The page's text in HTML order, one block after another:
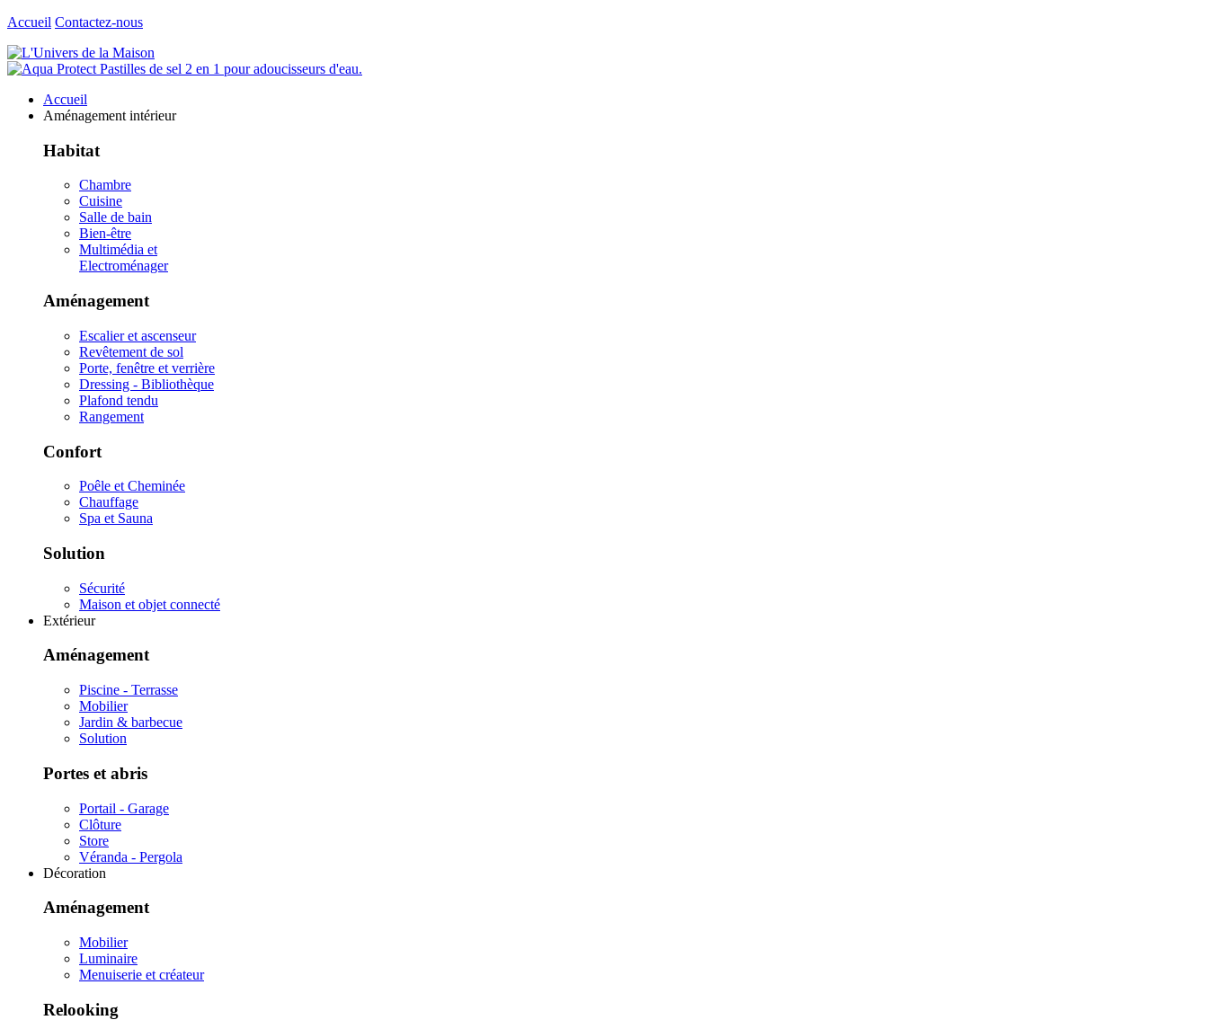
Accueil Contactez-nous
Accueil
Aménagement intérieur
Habitat
Chambre
Cuisine
Salle de bain
Bien-être
Multimédia et
Electroménager
Aménagement
Escalier et ascenseur
Revêtement de sol
Porte, fenêtre et verrière
Dressing - Bibliothèque
Plafond tendu
Rangement
Confort
Poêle et Cheminée
Chauffage
Spa et Sauna
Solution
Sécurité
Maison et objet connecté
Extérieur
Aménagement
Piscine - Terrasse
Mobilier
Jardin & barbecue
Solution
Portes et abris
Portail - Garage
Clôture
Store
Véranda - Pergola
Décoration
Aménagement
Mobilier
Luminaire
Menuiserie et créateur
Relooking